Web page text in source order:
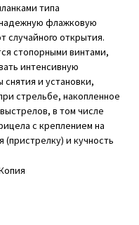
типа
флажковую
случайного открытия.
стопорными винтами,
интенсивную
и установки,
стрельбе, накопленное
в том числе
с креплением на
(пристрелку) и кучность